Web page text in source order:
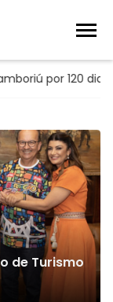
dias
de Turismo